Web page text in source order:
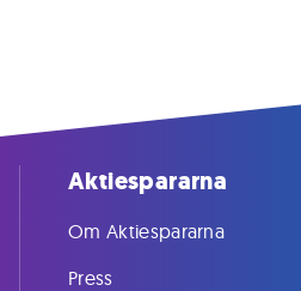
Aktiespararna
Om Aktiespararna
Press